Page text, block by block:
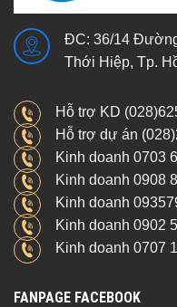
ĐC: 36/14
Thới Hiệp, Tp.
Hỗ trợ KD
Hỗ trợ dự án
Kinh doanh 0703
Kinh doanh 0908
Kinh doanh
Kinh doanh 0902
Kinh doanh 0707
FANPAGE FACEBOOK